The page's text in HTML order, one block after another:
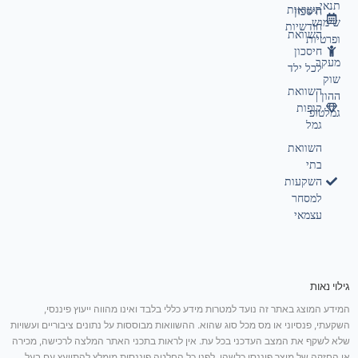
חיסכון
השוואת
חיסכון
לכל ילד
השוואת
קופות
גמל
השוואת
בתי
השקעות
למסחר
עצמאי
תנאי
שימוש
ופרטיות
מעקב
שוק
ההון |
גמלטופ
תשואות
חודשיות
גילוי נאות
המידע המוצג באתר זה נועד למטרות מידע כללי בלבד ואינו מהווה ייעוץ פיננסי,
השקעתי, פנסיוני או מס מכל סוג שהוא. ההשוואות מבוססות על נתונים ציבוריים ועשויות
שלא לשקף את המצב העדכני בכל עת. אין לראות בתכני האתר המלצה לרכישה, מכירה